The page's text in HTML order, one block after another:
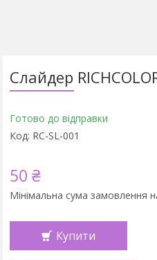
Слайдер
Готово до відправки
Код: RC-SL-001
50 ₴
Мінімальна сума замовлення
Купити